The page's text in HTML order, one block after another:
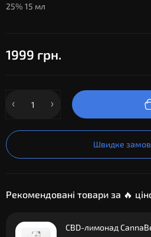
25% 15 мл
1999 грн.
Швидке
Рекомендовані товари за 🔥
CBD-лимонад